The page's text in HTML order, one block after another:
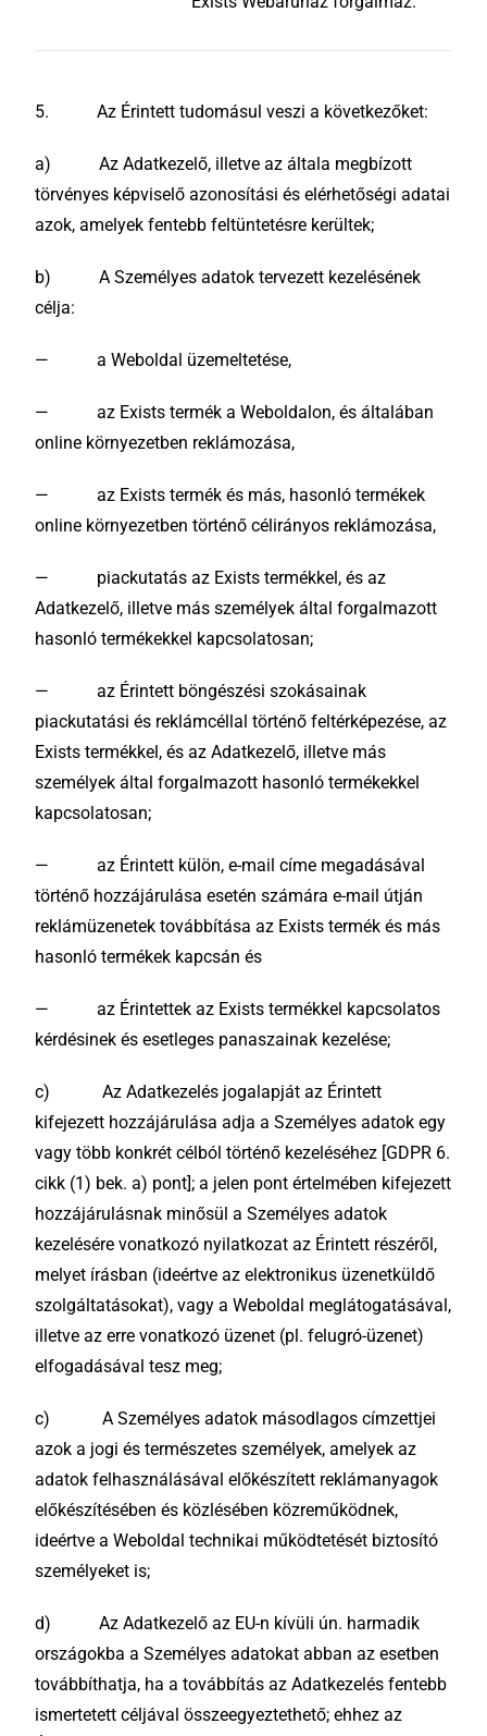
5. Az Érintett tudomásul veszi a következőket:
a) Az Adatkezelő, illetve az általa megbízott
törvényes képviselő azonosítási és elérhetőségi adatai
azok, amelyek fentebb feltüntetésre kerültek;
b) A Személyes adatok tervezett kezelésének
célja:
— a Weboldal üzemeltetése,
— az Exists termék a Weboldalon, és általában
online környezetben reklámozása,
— az Exists termék és más, hasonló termékek
online környezetben történő célirányos reklámozása,
— piackutatás az Exists termékkel, és az
Adatkezelő, illetve más személyek által forgalmazott
hasonló termékekkel kapcsolatosan;
— az Érintett böngészési szokásainak
piackutatási és reklámcéllal történő feltérképezése, az
Exists termékkel, és az Adatkezelő, illetve más
személyek által forgalmazott hasonló termékekkel
kapcsolatosan;
— az Érintett külön, e-mail címe megadásával
történő hozzájárulása esetén számára e-mail útján
reklámüzenetek továbbítása az Exists termék és más
hasonló termékek kapcsán és
— az Érintettek az Exists termékkel kapcsolatos
kérdésinek és esetleges panaszainak kezelése;
c) Az Adatkezelés jogalapját az Érintett
kifejezett hozzájárulása adja a Személyes adatok egy
vagy több konkrét célból történő kezeléséhez [GDPR 6.
cikk (1) bek. a) pont]; a jelen pont értelmében kifejezett
hozzájárulásnak minősül a Személyes adatok
kezelésére vonatkozó nyilatkozat az Érintett részéről,
melyet írásban (ideértve az elektronikus üzenetküldő
szolgáltatásokat), vagy a Weboldal meglátogatásával,
illetve az erre vonatkozó üzenet (pl. felugró-üzenet)
elfogadásával tesz meg;
c) A Személyes adatok másodlagos címzettjei
azok a jogi és természetes személyek, amelyek az
adatok felhasználásával előkészített reklámanyagok
előkészítésében és közlésében közreműködnek,
ideértve a Weboldal technikai működtetését biztosító
személyeket is;
d) Az Adatkezelő az EU-n kívüli ún. harmadik
országokba a Személyes adatokat abban az esetben
továbbíthatja, ha a továbbítás az Adatkezelés fentebb
ismertetett céljával összeegyeztethető; ehhez az